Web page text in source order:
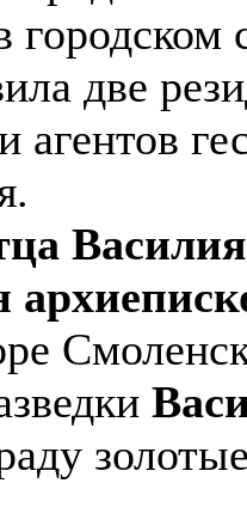
городском
две
агентов
Василия